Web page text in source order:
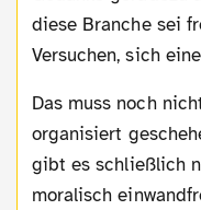
diese Branche sei
Versuchen, sich
Das muss noch nicht einmal flächendeckend und
organisiert
gibt es schließlich
moralisch